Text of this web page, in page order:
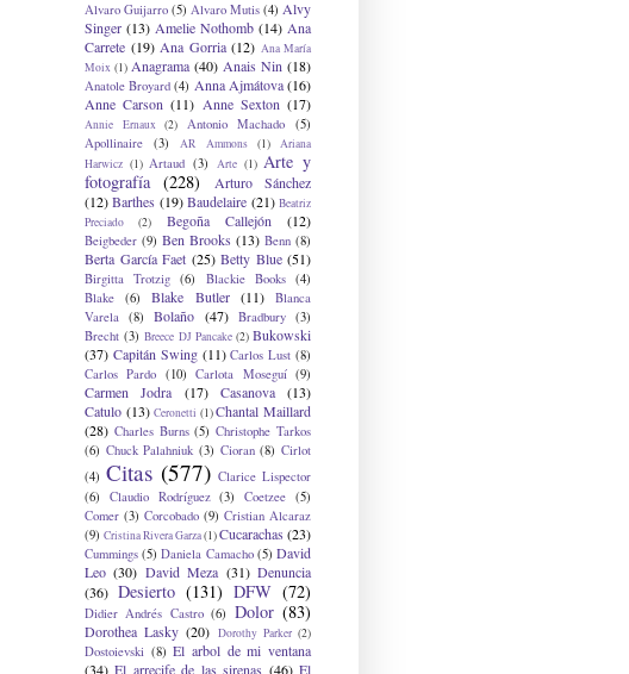
Alvaro Guijarro (5) Alvaro Mutis (4) Alvy
Singer (13) Amelie Nothomb (14) Ana
Carrete (19) Ana Gorria (12) Ana María
Moix (1) Anagrama (40) Anais Nin (18)
Anatole Broyard (4) Anna Ajmátova (16)
Anne Carson (11) Anne Sexton (17)
Annie Ernaux (2) Antonio Machado
(5)
Apollinaire
(3) AR Ammons (1)
Ariana
Harwicz (1) Artaud (3) Arte (1) Arte y
fotografía (228)
Arturo Sánchez
(12) Barthes (19) Baudelaire (21) Beatriz
Preciado
(2) Begoña Callejón (12)
Beigbeder (9) Ben Brooks (13) Benn (8)
Berta García Faet (25) Betty Blue (51)
Birgitta Trotzig (6) Blackie Books (4)
Blake
(6) Blake Butler (11)
Blanca
Varela
(8) Bolaño (47) Bradbury (3)
Brecht (3) Breece DJ Pancake (2) Bukowski
(37) Capitán Swing (11) Carlos Lust (8)
Carlos Pardo (10) Carlota Moseguí (9)
Carmen Jodra (17) Casanova
(13)
Catulo (13) Ceronetti (1) Chantal Maillard
(28) Charles Burns (5) Christophe Tarkos
(6) Chuck Palahniuk (3) Cioran (8) Cirlot
(4) Citas (577) Clarice Lispector
(6)
Claudio Rodríguez (3) Coetzee (5)
Comer (3) Corcobado (9) Cristian Alcaraz
(9) Cristina Rivera Garza(1)Cucarachas (23)
Cummings (5) Daniela Camacho (5) David
Leo (30) David Meza (31) Denuncia
(36) Desierto (131) DFW (72)
Didier Andrés Castro (6) Dolor (83)
Dorothea Lasky (20) Dorothy Parker (2)
Dostoievski (8) El arbol de mi ventana
(34) El arrecife de las sirenas (46) El